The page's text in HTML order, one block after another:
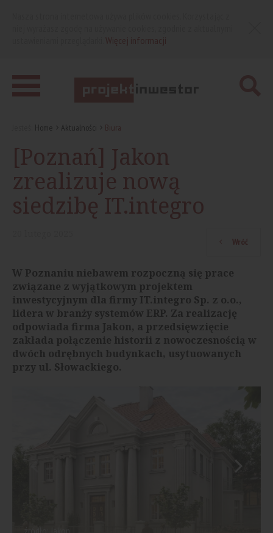
Home Aktualności Biura
[Poznań] Jakon
zrealizuje nową
siedzibę IT.integro
Wróć
W Poznaniu niebawem rozpoczną się prace
związane z wyjątkowym projektem
inwestycyjnym dla firmy IT.integro Sp. z o.o.,
lidera w branży systemów ERP. Za realizację
odpowiada firma Jakon, a przedsięwzięcie
zakłada połączenie historii z nowoczesnością w
dwóch odrębnych budynkach, usytuowanych
przy ul. Słowackiego.